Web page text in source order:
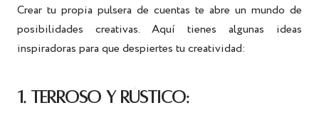
Crear tu propia pulsera de cuentas te abre un mundo de
posibilidades creativas. Aquí tienes algunas ideas
inspiradoras para que despiertes tu creatividad:
1. TERROSO Y RÚSTICO: